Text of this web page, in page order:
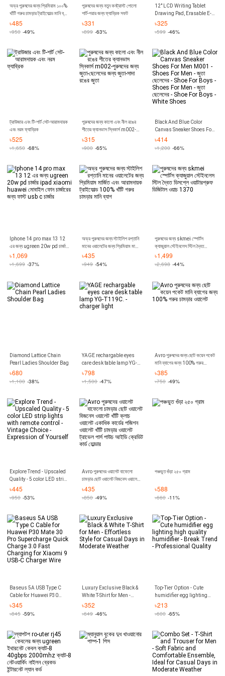
অভ্র পুরুষদের জন্য প্রিমিয়াম ১০০%
খাঁটি গরুর চামড়ার ট্রাইফোল্ড মানি ব্যাগ
পুরুষদের জন্য স্টাইলিশ রপ্তানি মানের
৳485
৳950 -49%
পুরুষদের জন্য নতুন কনট্রাস্ট পোলো
শার্ট-পরার জন্য ফ্যাব্রিক সফট
৳331
৳899 -63%
12" LCD Writing Tablet
Drawing Pad, Erasable E-
writer, Office Writing
৳325
৳599 -46%
ট্রাউজার এবং টি-শার্ট সেট-আরামদায়ক
এবং নরম ফ্যাব্রিক
৳525
৳1,650 -68%
পুরুষদের জন্য কালো এবং নীল রঙের
শীতের ক্যানভাস স্নিকার্স m002-
পুরুষদের জন্য জুতা-ছেলেদের জন্য
৳315
৳900 -65%
Black And Blue Color
Canvas Sneaker Shoes For
Men M001 - Shoes For
Boys - Shoes For Men - জুতা
White Shoes
৳414
৳1,200 -66%
Iphone 14 pro max 13 12
এর জন্য ugreen 20w pd চার্জার
ipad xiaomi huawei মোবাইল
৳1,069
৳1,699 -37%
অভ্র পুরুষদের জন্য স্টাইলিশ রপ্তানি
মানের ওয়ালেটের জন্য প্রিমিয়াম মার্জিত
এবং আরামদায়ক ট্রাইফোল্ড 100%
৳435
৳949 -54%
পুরুষদের জন্য skmei স্পোর্টস
ক্যাজুয়াল স্টেইনলেস স্টিল দ্বৈত
ডিসপ্লে ওয়াটারপ্রুফ ডিজিটাল ওয়াচ
৳1,499
৳2,698 -44%
Diamond Lattice Chain
Pearl Ladies Shoulder Bag
৳680
৳1,100 -38%
YAGE rechargable eyes
care desk table lamp YG-
T119C. - charger light
৳798
৳1,500 -47%
Avro পুরুষদের জন্য ছোট কয়েন পকেট
মানি ব্যাগের জন্য 100% গরুর
চামড়ার ওয়ালেট
৳385
৳750 -49%
Explore Trend - Upscaled
Quality - 5 color LED strip
lights with remote control -
৳445
৳950 -53%
Avro পুরুষদের ওয়ালেট বাফেলো
চামড়ার ছোট ওয়ালেট বিজনেস ওয়ালেট
খাঁটি ক্লাচ ওয়ালেট একাধিক কার্ডের
৳435
৳850 -49%
পঞ্চভুত গুঁড়া ২৫০ গ্রাম
৳588
৳660 -11%
Baseus 5A USB Type C
Cable for Huawei P30
Mate 30 Pro Supercharge
৳345
৳845 -59%
Luxury Exclusive Black &
White T-Shirt for Men -
Effortless Style for Casual
৳352
৳649 -46%
Top-Tier Option - Cute
humidifier egg lighting
high quality humidifier -
৳213
৳600 -65%